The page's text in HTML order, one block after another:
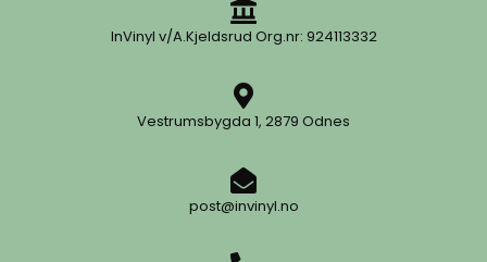
InVinyl v/A.Kjeldsrud Org.nr: 924113332
Vestrumsbygda 1, 2879 Odnes
post@invinyl.no